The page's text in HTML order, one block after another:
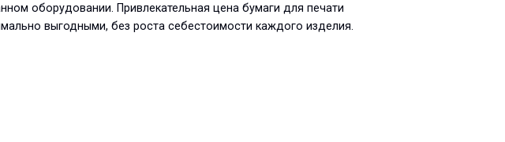
оборудовании. Привлекательная цена бумаги для печати
выгодными, без роста себестоимости каждого изделия.